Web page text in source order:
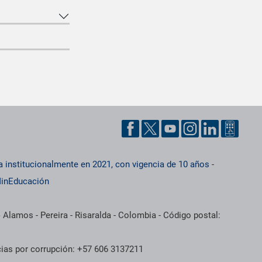
institucionalmente en 2021, con vigencia de 10 años -
Alamos - Pereira - Risaralda - Colombia - Código postal:
por corrupción: +57 606 3137211